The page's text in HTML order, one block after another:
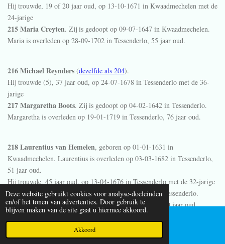
Deze website gebruikt cookies voor analyse-doeleinden
en/of het tonen van advertenties. Door gebruik te
blijven maken van de site gaat u hiermee akkoord.
Akkoord
Hij trouwde, 19 of 20 jaar oud, op 13-10-1671 in Kwaadmechelen met de
24-jarige
215 Maria Creyten. Zij is gedoopt op 09-07-1647 in Kwaadmechelen.
Maria is overleden op 28-09-1702 in Tessenderlo, 55 jaar oud.
216 Michael Reynders (dezelfde als 204).
Hij trouwde (5), 37 jaar oud, op 24-07-1678 in Tessenderlo met de 36-
jarige
217 Margaretha Boots. Zij is gedoopt op 04-02-1642 in Tessenderlo.
Margaretha is overleden op 19-01-1719 in Tessenderlo, 76 jaar oud.
218 Laurentius van Hemelen, geboren op 01-01-1631 in
Kwaadmechelen. Laurentius is overleden op 03-03-1682 in Tessenderlo,
51 jaar oud.
Hij trouwde, 45 jaar oud, op 13-04-1676 in Tessenderlo met de 32-jarige
219 Margareta Everaerts, geboren op 10-09-1643 in Tessenderlo.
Margareta is overleden op 03-12-1712 inTessenderlo , 69 jaar oud.
. Jan is overleden.